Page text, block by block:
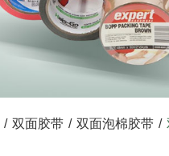
/ 双面胶带 / 双面泡棉胶带 /